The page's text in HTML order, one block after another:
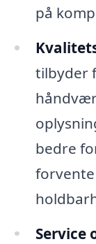
på
tilbyder
bedre
Service